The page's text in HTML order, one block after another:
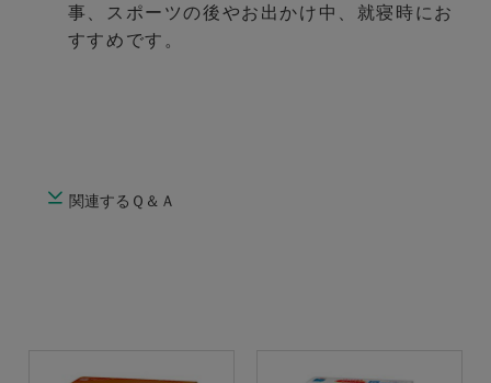
事、スポーツの後やお出かけ中、就寝時にお
すすめです。
関連するＱ＆Ａ